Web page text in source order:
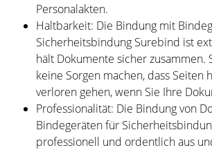
Personalakten.
Haltbarkeit: Die Bindung mit
Sicherheitsbindung Surebind ist
hält Dokumente sicher zusammen.
keine Sorgen machen, dass Seiten
verloren gehen, wenn Sie Ihre
Professionalität: Die Bindung von
Bindegeräten für
professionell und ordentlich aus